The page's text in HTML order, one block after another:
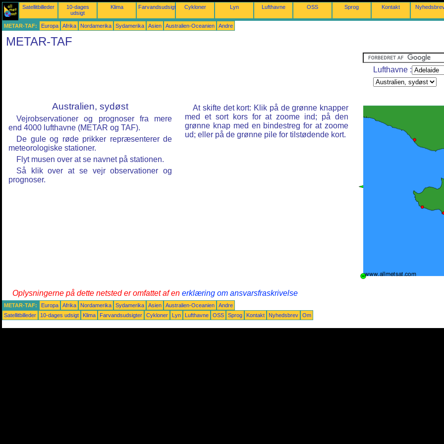
Satellitbilleder
10-dages
udsigt
Klima Farvandsudsigter Cykloner Lyn Lufthavne OSS Sprog Kontakt
METAR-TAF: Europa Afrika Nordamerika Sydamerika Asien Australien-Oceanien Andre
METAR-TAF
Lufthavne :
Australien, sydøst
Vejrobservationer og prognoser fra mere
end 4000 lufthavne (METAR og TAF).
De gule og røde prikker repræsenterer de
meteorologiske stationer.
Flyt musen over at se navnet på stationen.
Så klik over at se vejr observationer og
prognoser.
At skifte det kort: Klik på de grønne knapper
med et sort kors for at zoome ind; på den
grønne knap med en bindestreg for at zoome
ud; eller på de grønne pile for tilstødende kort.
Oplysningerne på dette netsted er omfattet af en erklæring om ansvarsfraskrivelse
METAR-TAF: Europa Afrika Nordamerika Sydamerika Asien Australien-Oceanien
Andre
Satellitbilleder
10-dages udsigt Klima Farvandsudsigter Cykloner Lyn Lufthavne OSS Sprog Kontakt Nyhedsbrev Om